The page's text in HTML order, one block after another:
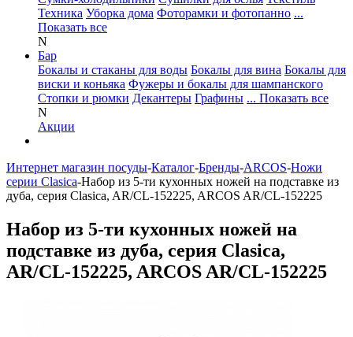
Техника Уборка дома Фоторамки и фотопанно ...
Показать все
N
Бар
Бокалы и стаканы для воды Бокалы для вина Бокалы для
виски и коньяка Фужеры и бокалы для шампанского
Стопки и рюмки Декантеры Графины ... Показать все
N
Акции
Интернет магазин посуды-Каталог-Бренды-ARCOS-Ножи
серии Clasica-Набор из 5-ти кухонных ножей на подставке из
дуба, серия Clasica, AR/CL-152225, ARCOS AR/CL-152225
Набор из 5-ти кухонных ножей на
подставке из дуба, серия Clasica,
AR/CL-152225, ARCOS AR/CL-152225